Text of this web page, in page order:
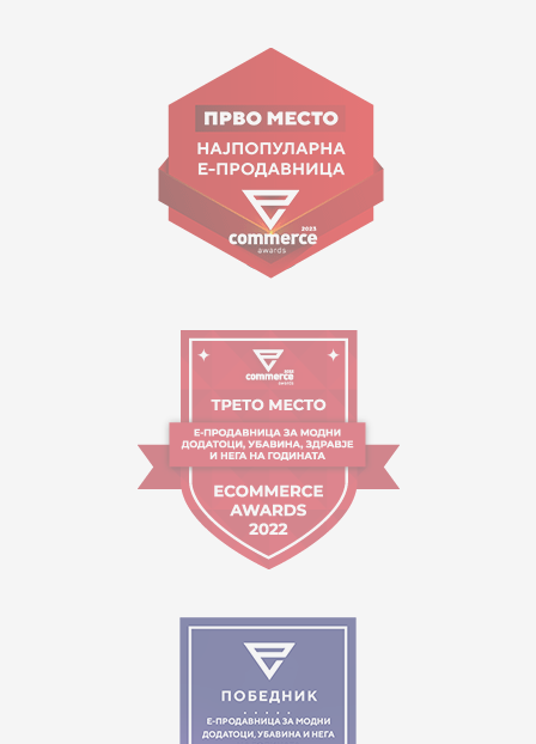
Goce Nikolovski 74 Shkup
contact@mytime.mk
Orari i punës:
09:00 - 17:00